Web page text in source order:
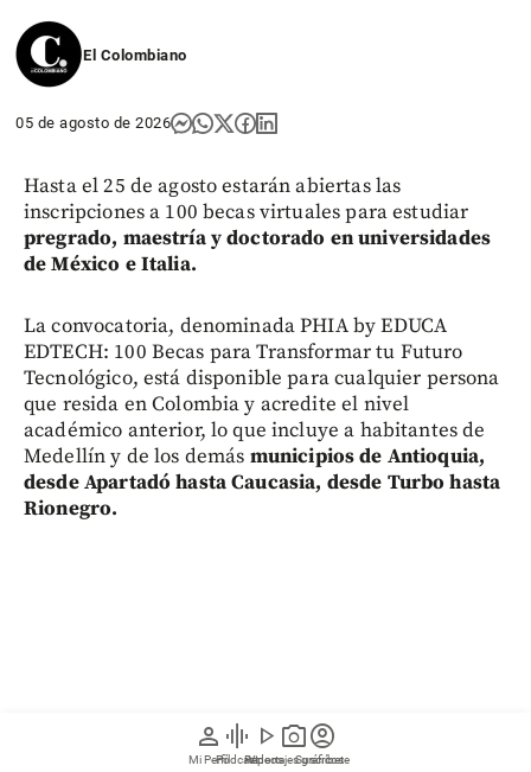
person
Mi Perfil
graphic_eq
Pódcast
play_arrow
Videos
photo_camera
Reportajes gráficos
account_circle
Suscríbete
El Colombiano
05 de agosto de 2026
Hasta el 25 de agosto estarán abiertas las
inscripciones a 100 becas virtuales para estudiar
pregrado, maestría y doctorado en universidades
de México e Italia.
La convocatoria, denominada PHIA by EDUCA
EDTECH: 100 Becas para Transformar tu Futuro
Tecnológico, está disponible para cualquier persona
que resida en Colombia y acredite el nivel
académico anterior, lo que incluye a habitantes de
Medellín y de los demás municipios de Antioquia,
desde Apartadó hasta Caucasia, desde Turbo hasta
Rionegro.